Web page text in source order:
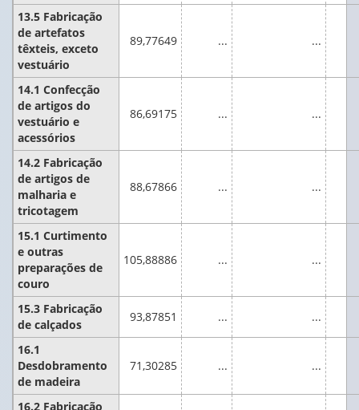
13.5 Fabricação
de artefatos
têxteis, exceto
vestuário
89,77649 ... ...
14.1 Confecção
de artigos do
vestuário e
acessórios
86,69175 ... ...
14.2 Fabricação
de artigos de
malharia e
tricotagem
88,67866 ... ...
15.1 Curtimento
e outras
preparações de
couro
105,88886 ... ...
15.3 Fabricação
de calçados
93,87851 ... ...
16.1
Desdobramento
de madeira
71,30285 ... ...
16.2 Fabricação